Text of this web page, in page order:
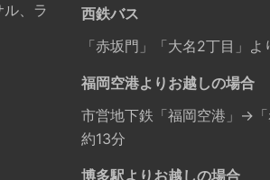
、ラ
西鉄バス
「赤坂門」「大名2丁目」よ
福岡空港よりお越しの場合
市営地下鉄「福岡空港」→
約13分
博多駅よりお越しの場合